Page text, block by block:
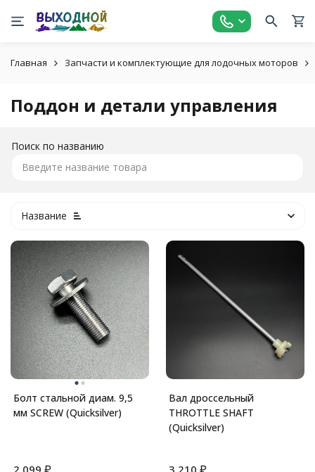
Главная Запчасти и комплектующие для лодочных моторов
Поддон и детали управления
Поиск по названию
Название
Болт стальной диам. 9,5
мм SCREW (Quicksilver)
2 099
Вал дроссельный
THROTTLE SHAFT
(Quicksilver)
3 210